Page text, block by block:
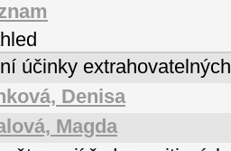
účinky
Denisa
Magda